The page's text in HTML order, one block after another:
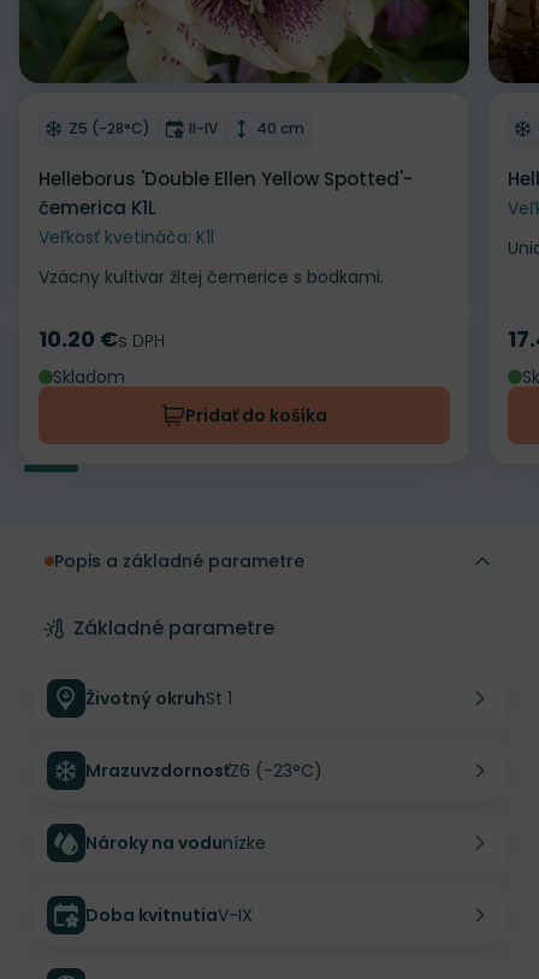
Odober do zoznamu želaní
Mrazuvzdornosť
Z5 (-28°C) Doba kvitnutia
II-IV Výška rastliny
40 cm
Helleborus 'Double Ellen Yellow Spotted'-
čemerica K1L
Veľkosť kvetináča: K1l
Vzácny kultivar žltej čemerice s bodkami.
Cena
10.20 €s DPH
Skladom
Pridať do košíka
Popis a základné parametre
Základné parametre
Životný okruhSt 1
MrazuvzdornosťZ6 (-23°C)
Nároky na vodunízke
Doba kvitnutiaV-IX